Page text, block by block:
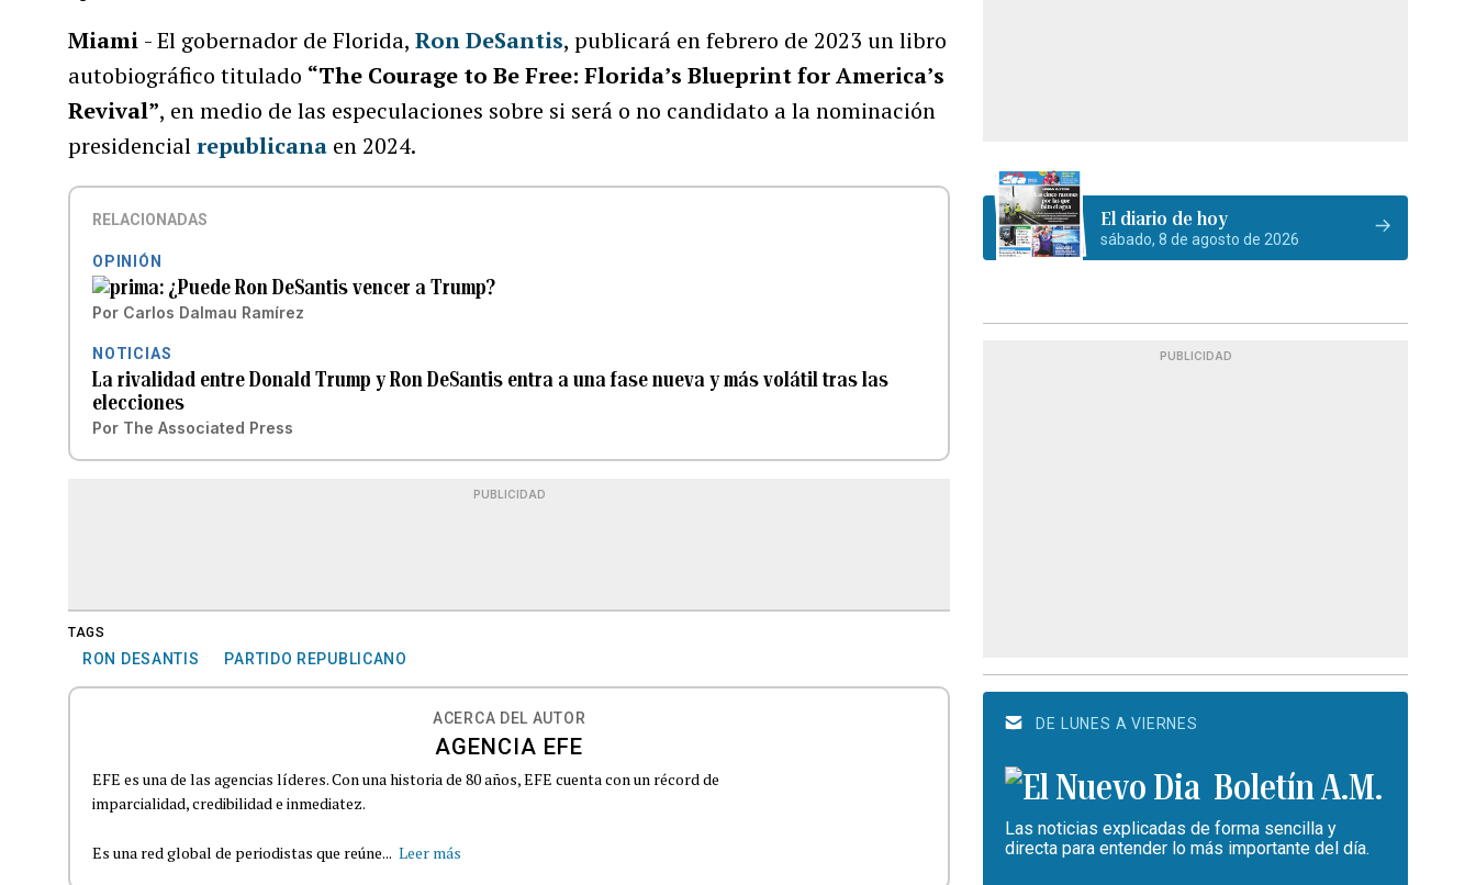
Miami - El gobernador de Florida,Ron DeSantis, publicará en febrero de 2023 un libro
autobiográfico titulado “The Courage to Be Free: Florida’s Blueprint for America’s
Revival”, en medio de las especulaciones sobre si será o no candidato a la nominación
presidencialrepublicana en 2024.
RELACIONADAS
OPINIÓN
¿Puede Ron DeSantis vencer a Trump?
Por Carlos Dalmau Ramírez
NOTICIAS
La rivalidad entre Donald Trump y Ron DeSantis entra a una fase nueva y más volátil tras las
elecciones
Por The Associated Press
PUBLICIDAD
TAGS
RON DESANTIS PARTIDO REPUBLICANO
ACERCA DEL AUTOR
AGENCIA EFE
EFE es una de las agencias líderes. Con una historia de 80 años, EFE cuenta con un récord de
imparcialidad, credibilidad e inmediatez.
Es una red global de periodistas que reúne... Leer más
El diario de hoy
sábado, 8 de agosto de 2026
PUBLICIDAD
DE LUNES A VIERNES
Boletín A.M.
Las noticias explicadas de forma sencilla y
directa para entender lo más importante del día.